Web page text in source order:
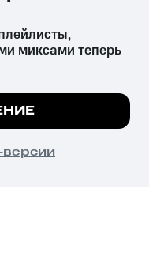
вред здоровью,
установленную
все
миксами теперь
версии